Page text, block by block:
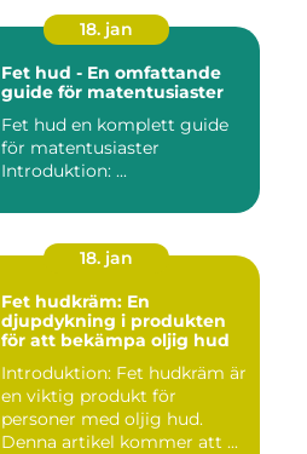
18. jan
Fet hud - En omfattande
guide för matentusiaster
Fet hud en komplett guide
för matentusiaster
Introduktion: ...
18. jan
Fet hudkräm: En
djupdykning i produkten
för att bekämpa oljig hud
Introduktion: Fet hudkräm är
en viktig produkt för
personer med oljig hud.
Denna artikel kommer att ...